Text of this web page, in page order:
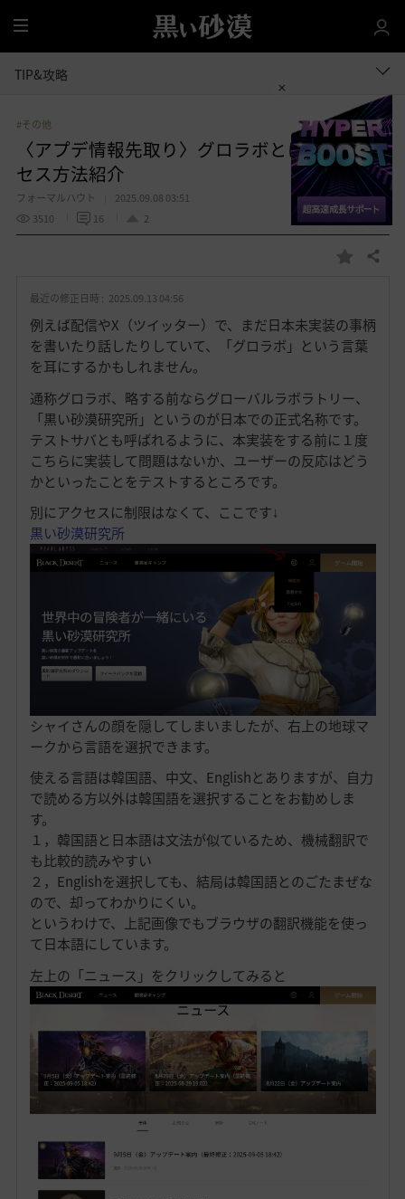
全
体
TIP&攻略
#その他
〈アプデ情報先取り〉グロラボとは？＆アク
セス方法紹介
フォーマルハウト
2025.09.08 03:51
3510
16 2
お
入
り
共有する
最近の修正日時 : 2025.09.13 04:56
例えば配信やX（ツイッター）で、まだ日本未実装の事柄
を書いたり話したりしていて、「グロラボ」という言葉
を耳にするかもしれません。
通称グロラボ、略する前ならグローバルラボラトリー、
「黒い砂漠研究所」というのが日本での正式名称です。
テストサバとも呼ばれるように、本実装をする前に１度
こちらに実装して問題はないか、ユーザーの反応はどう
かといったことをテストするところです。
別にアクセスに制限はなくて、ここです↓
黒い砂漠研究所
シャイさんの顔を隠してしまいましたが、右上の地球マ
ークから言語を選択できます。
使える言語は韓国語、中文、Englishとありますが、自力
で読める方以外は韓国語を選択することをお勧めしま
す。
１，韓国語と日本語は文法が似ているため、機械翻訳で
も比較的読みやすい
２，Englishを選択しても、結局は韓国語とのごたまぜな
ので、却ってわかりにくい。
というわけで、上記画像でもブラウザの翻訳機能を使っ
て日本語にしています。
左上の「ニュース」をクリックしてみると